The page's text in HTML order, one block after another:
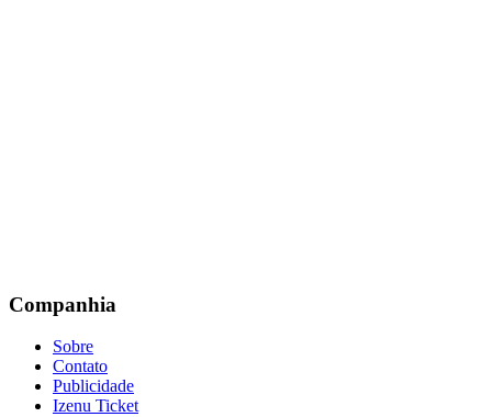
Companhia
Sobre
Contato
Publicidade
Izenu Ticket